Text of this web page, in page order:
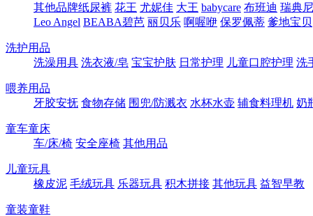
其他品牌纸尿裤 花王 尤妮佳 大王 babycare 布班迪 瑞典
Leo Angel BEABA碧芭 丽贝乐 啊喔咿 保罗佩蒂 爹地宝贝
洗护用品
洗澡用具 洗衣液/皂 宝宝护肤 日常护理 儿童口腔护理 洗
喂养用品
牙胶安抚 食物存储 围兜/防溅衣 水杯水壶 辅食料理机 奶
童车童床
车/床/椅 安全座椅 其他用品
儿童玩具
橡皮泥 毛绒玩具 乐器玩具 积木拼接 其他玩具 益智早教
童装童鞋